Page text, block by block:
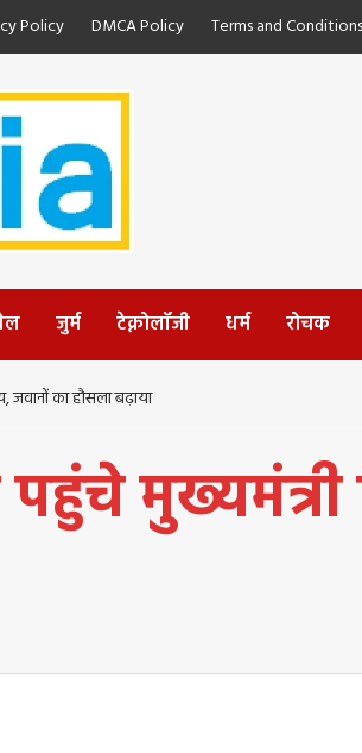
Policy DMCA Policy Terms and Conditions
जुर्म टेक्नोलॉजी धर्म रोचक
का हौसला बढ़ाया